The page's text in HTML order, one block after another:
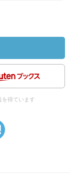
を得ています